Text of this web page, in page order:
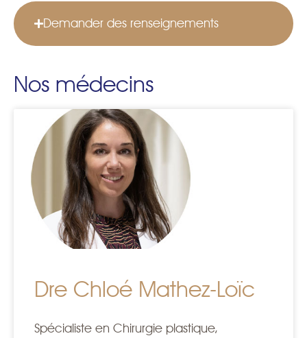
Demander des renseignements
Nos médecins
Dre Chloé Mathez-Loïc
Spécialiste en Chirurgie plastique,